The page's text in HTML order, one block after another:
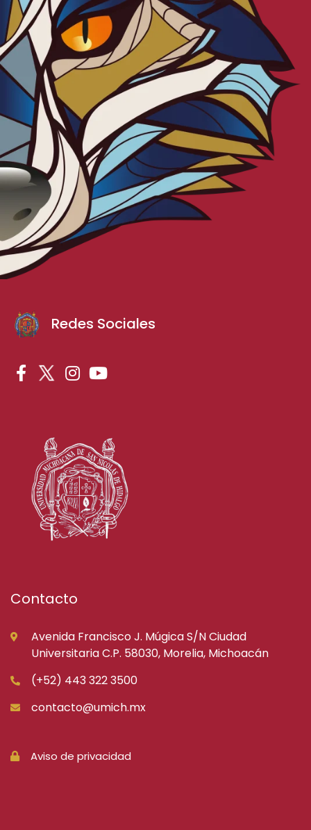
Redes Sociales
Contacto
Avenida Francisco J. Múgica S/N Ciudad
Universitaria C.P. 58030, Morelia, Michoacán
(+52) 443 322 3500
contacto@umich.mx
Aviso de privacidad